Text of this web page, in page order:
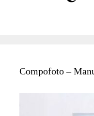
Compofoto –